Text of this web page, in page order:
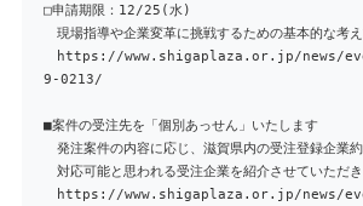
□申請期限：12/25(水)
現場指導や企業変革に挑戦するための基本的な考え
https://www.shigaplaza.or.jp/news/
9-0213/
■案件の受注先を「個別あっせん」いたします
発注案件の内容に応じ、滋賀県内の受注登録企業
対応可能と思われる受注企業を紹介させていただき
https://www.shigaplaza.or.jp/news/